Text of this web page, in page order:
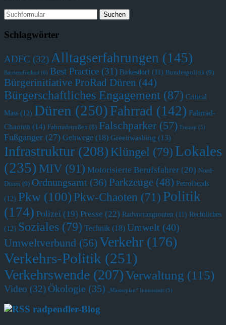
Schlagwörter
ADFC (32) Alltagserfahrungen (145)
Barrierefreiheit (6) Best Practice (31) Birkesdorf (11) Bundespolitik (9)
Bürgerinitiative ProRad Düren (44)
Bürgerschaftliches Engagement (87) Critical
Mass (12) Düren (250) Fahrrad (142) Fahrrad-
Chaoten (14) Fahrradstraßen (8) Falschparker (57) Freizeit (5)
Fußgänger (27) Gehwege (18) Greenwashing (13)
Infrastruktur (208) Klüngel (79) Lokales
(235) MIV (91) Motorisierte Berufsfahrer (20) Nord-
Düren (9) Ordnungsamt (36) Parkzeuge (48) Petrolheads
(12) Pkw (100) Pkw-Chaoten (71) Politik
(174) Polizei (19) Presse (22) Radvorrangrouten (11) Rechtliches
(12) Soziales (79) Technik (18) Umwelt (40)
Umweltverbund (56)Verkehr (176)
Verkehrs-Politik (251)
Verkehrswende (207)Verwaltung (115)
Video (32) Ökologie (35) „Masterplan“ Innenstadt (5)
radpendler-Blog